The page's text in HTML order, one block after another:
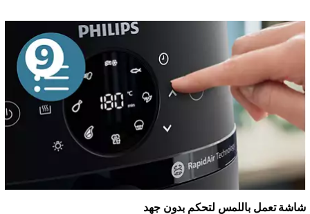
شاشة تعمل باللمس لتحكم بدون جهد